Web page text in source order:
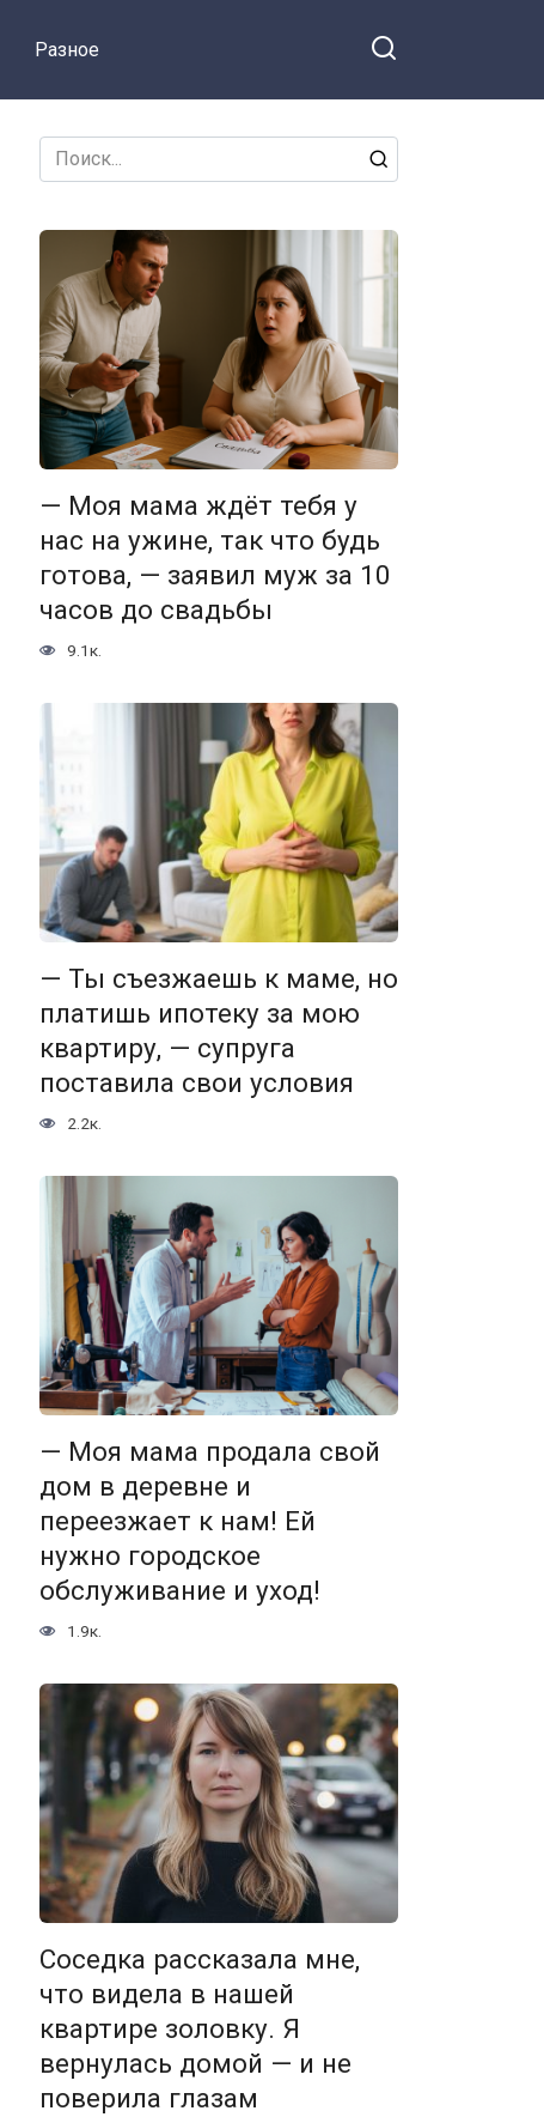
Разное
Search
for:
— Моя мама ждёт тебя у
нас на ужине, так что будь
готова, — заявил муж за 10
часов до свадьбы
9.1к.
— Ты съезжаешь к маме, но
платишь ипотеку за мою
квартиру, — супруга
поставила свои условия
2.2к.
— Моя мама продала свой
дом в деревне и
переезжает к нам! Ей
нужно городское
обслуживание и уход!
1.9к.
Соседка рассказала мне,
что видела в нашей
квартире золовку. Я
вернулась домой — и не
поверила глазам